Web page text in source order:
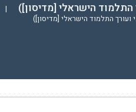
התלמוד הישראלי [מדיסון]) |
התלמוד הישראלי [מדיסון])